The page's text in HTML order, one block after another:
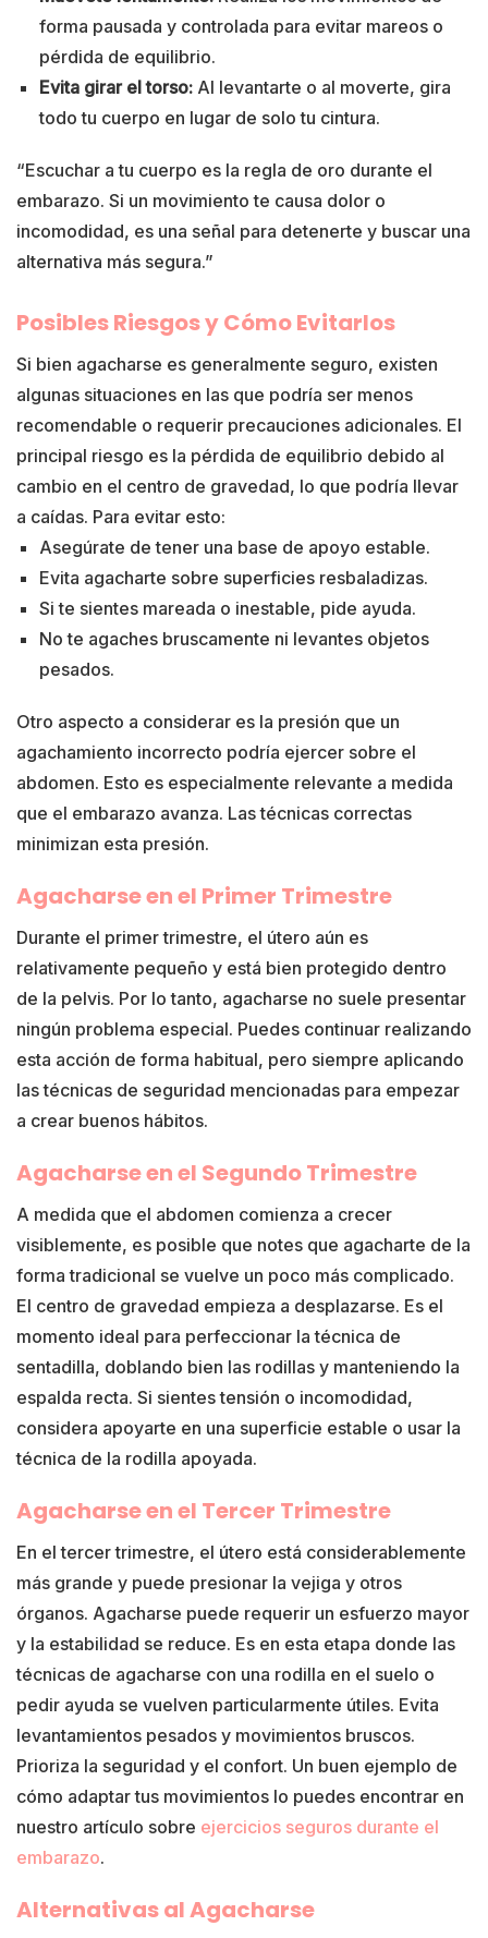
forma pausada y controlada para evitar mareos o
pérdida de equilibrio.
Evita girar el torso:Al levantarte o al moverte, gira
todo tu cuerpo en lugar de solo tu cintura.
“Escuchar a tu cuerpo es la regla de oro durante el
embarazo. Si un movimiento te causa dolor o
incomodidad, es una señal para detenerte y buscar una
alternativa más segura.”
Posibles Riesgos y Cómo Evitarlos
Si bien agacharse es generalmente seguro, existen
algunas situaciones en las que podría ser menos
recomendable o requerir precauciones adicionales. El
principal riesgo es la pérdida de equilibrio debido al
cambio en el centro de gravedad, lo que podría llevar
a caídas. Para evitar esto:
Asegúrate de tener una base de apoyo estable.
Evita agacharte sobre superficies resbaladizas.
Si te sientes mareada o inestable, pide ayuda.
No te agaches bruscamente ni levantes objetos
pesados.
Otro aspecto a considerar es la presión que un
agachamiento incorrecto podría ejercer sobre el
abdomen. Esto es especialmente relevante a medida
que el embarazo avanza. Las técnicas correctas
minimizan esta presión.
Agacharse en el Primer Trimestre
Durante el primer trimestre, el útero aún es
relativamente pequeño y está bien protegido dentro
de la pelvis. Por lo tanto, agacharse no suele presentar
ningún problema especial. Puedes continuar realizando
esta acción de forma habitual, pero siempre aplicando
las técnicas de seguridad mencionadas para empezar
a crear buenos hábitos.
Agacharse en el Segundo Trimestre
A medida que el abdomen comienza a crecer
visiblemente, es posible que notes que agacharte de la
forma tradicional se vuelve un poco más complicado.
El centro de gravedad empieza a desplazarse. Es el
momento ideal para perfeccionar la técnica de
sentadilla, doblando bien las rodillas y manteniendo la
espalda recta. Si sientes tensión o incomodidad,
considera apoyarte en una superficie estable o usar la
técnica de la rodilla apoyada.
Agacharse en el Tercer Trimestre
En el tercer trimestre, el útero está considerablemente
más grande y puede presionar la vejiga y otros
órganos. Agacharse puede requerir un esfuerzo mayor
y la estabilidad se reduce. Es en esta etapa donde las
técnicas de agacharse con una rodilla en el suelo o
pedir ayuda se vuelven particularmente útiles. Evita
levantamientos pesados y movimientos bruscos.
Prioriza la seguridad y el confort. Un buen ejemplo de
cómo adaptar tus movimientos lo puedes encontrar en
nuestro artículo sobre ejercicios seguros durante el
embarazo.
Alternativas al Agacharse